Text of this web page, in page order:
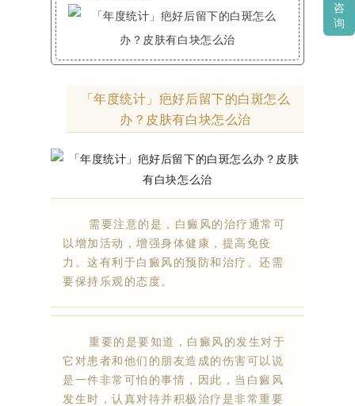
「年度统计」疤好后留下的白斑怎么
办？皮肤有白块怎么治
需要注意的是，白癜风的治疗通常可
以增加活动，增强身体健康，提高免疫
力。这有利于白癜风的预防和治疗。还需
要保持乐观的态度。
重要的是要知道，白癜风的发生对于
它对患者和他们的朋友造成的伤害可以说
是一件非常可怕的事情，因此，当白癜风
发生时，认真对待并积极治疗是非常重要
咨
询